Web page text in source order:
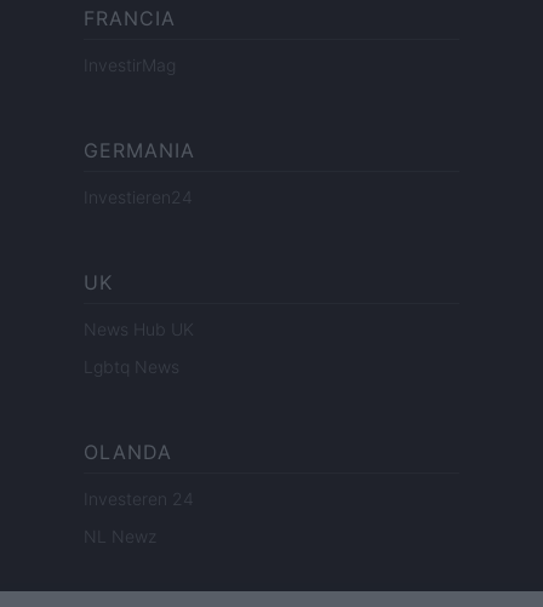
FRANCIA
InvestirMag
GERMANIA
Investieren24
UK
News Hub UK
Lgbtq News
OLANDA
Investeren 24
NL Newz